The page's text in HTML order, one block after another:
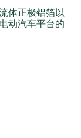
体正极铝箔以
动汽车平台的